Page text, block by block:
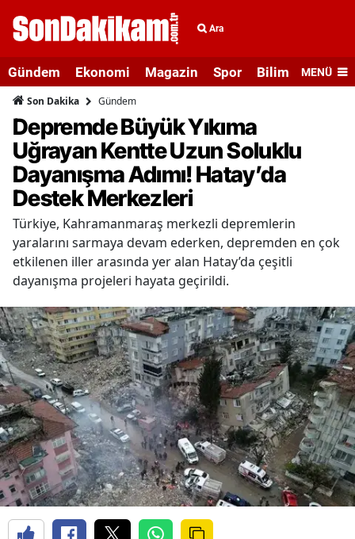
Ara
Gündem Ekonomi Magazin Spor Bilim veMENÜ
Son Dakika Gündem
Depremde Büyük Yıkıma
Uğrayan Kentte Uzun Soluklu
Dayanışma Adımı! Hatay’da
Destek Merkezleri
Türkiye, Kahramanmaraş merkezli depremlerin
yaralarını sarmaya devam ederken, depremden en çok
etkilenen iller arasında yer alan Hatay’da çeşitli
dayanışma projeleri hayata geçirildi.